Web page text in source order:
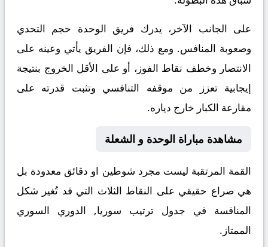
على الجانب الآخر، يدرك فريق الوحدة حجم التحدي
وصعوبة المنافس. ومع ذلك، فإن الفريق يأتي وعينه على
الانتصار وخطف نقاط الفوز، أو على الأقل الخروج بنتيجة
إيجابية تعزز من موقفه التنافسي وتثبت قدرته على
مقارعة الكبار خارج دياره.
مشاهدة مباراة الوحدة و الشعلة
القمة المرتقبة ليست مجرد شوطين او دقائق معدودة بل
هي صراع حقيقي على النقاط الثلاث التي قد تُغير شكل
المنافسة في جدول ترتيب سوريا, الدوري السوري
الممتاز.